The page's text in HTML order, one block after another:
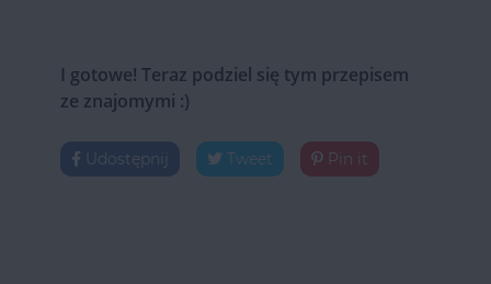
I gotowe! Teraz podziel się tym przepisem
ze znajomymi :)
Udostępnij Tweet Pin it